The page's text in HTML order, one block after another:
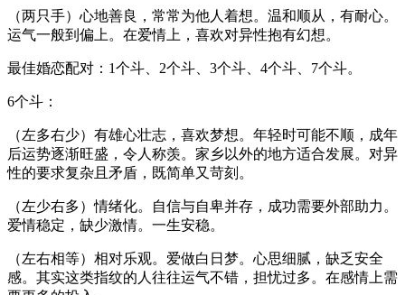
（两只手）心地善良，常常为他人着想。温和顺从，有耐心。
运气一般到偏上。在爱情上，喜欢对异性抱有幻想。
最佳婚恋配对：1个斗、2个斗、3个斗、4个斗、7个斗。
6个斗：
（左多右少）有雄心壮志，喜欢梦想。年轻时可能不顺，成年
后运势逐渐旺盛，令人称羡。家乡以外的地方适合发展。对异
性的要求复杂且矛盾，既简单又苛刻。
（左少右多）情绪化。自信与自卑并存，成功需要外部助力。
爱情稳定，缺少激情。一生安稳。
（左右相等）相对乐观。爱做白日梦。心思细腻，缺乏安全
感。其实这类指纹的人往往运气不错，担忧过多。在感情上需